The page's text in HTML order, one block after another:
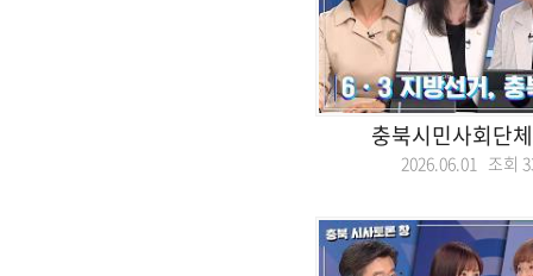
충북시민사회단
2026.06.01 조회